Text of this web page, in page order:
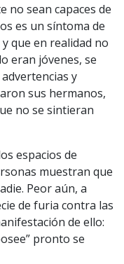
no sean capaces de
es un síntoma de
que en realidad no
eran jóvenes, se
y
sus hermanos,
no se sintieran
espacios de
muestran que
Peor aún, a
de furia contra las
de ello:
pronto se